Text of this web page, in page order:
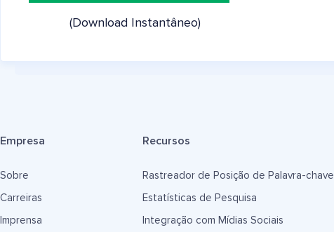
(Download Instantâneo)
Empresa
Sobre
Carreiras
Imprensa
Recursos
Rastreador de Posição de Palavra-chave
Estatísticas de Pesquisa
Integração com Mídias Sociais